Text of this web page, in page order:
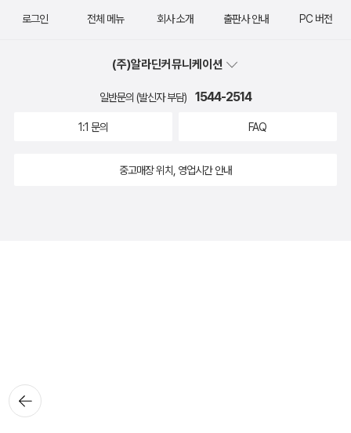
뒤로가
기
로그인 전체 메뉴 회사 소개 출판사 안내 PC 버전
(주)알라딘커뮤니케이션
일반문의 (발신자 부담) 1544-2514
1:1 문의 FAQ
중고매장 위치, 영업시간 안내